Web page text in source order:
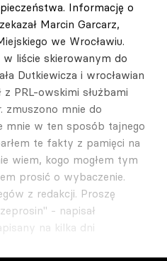
Informację o
Marcin Garcarz,
we Wrocławiu.
w liście skierowanym do
Dutkiewicza i wrocławian
PRL-owskimi służbami
zmuszono mnie do
mnie w ten sposób tajnego
te fakty z pamięci na
wiem, kogo mogłem tym
prosić o wybaczenie.
z redakcji. Proszę
- napisał
na kilka dni